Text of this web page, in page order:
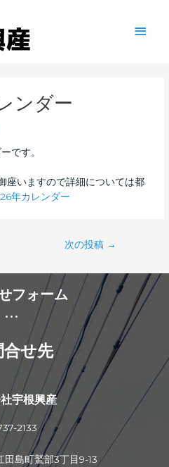
ー
ンダー
です。
座いますので詳細については都
年カレンダー
次の投稿 →
フォーム
...
合せ先
宇根興産
2133
田島町鷲部3丁目9-13